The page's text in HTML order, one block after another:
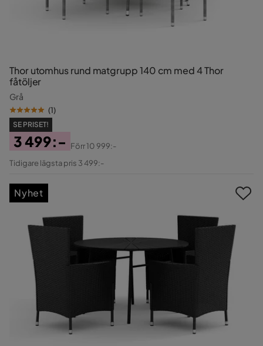
Thor utomhus rund matgrupp 140 cm med 4 Thor
fåtöljer
Grå
(1)
SE PRISET!
Pris
3 499:-
Original
Förr10 999:-
Tidigare lägsta pris 3 499:-
Nyhet